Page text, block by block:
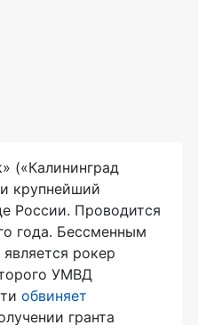
(«Калининград
крупнейший
России. Проводится
года. Бессменным
рокер
УМВД
обвиняет
гранта